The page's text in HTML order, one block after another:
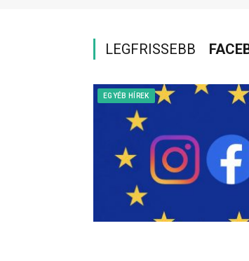
LEGFRISSEBB
EGYÉB HÍREK